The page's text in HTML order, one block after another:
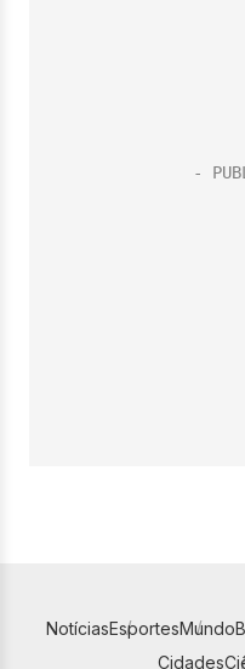
NotíciasEsportesMundo
Cidades